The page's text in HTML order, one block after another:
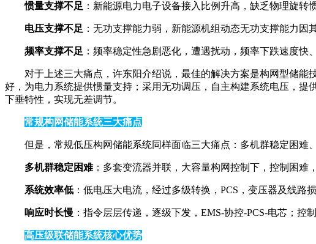
惯量支撑不足 ：新能源电力电子设备接入比例升高，缺乏物理旋转
电压支撑不足 ：无功支撑能力弱，新能源机组动态无功支撑能力
频率支撑不足 ：频率稳定性急剧恶化，遭遇扰动，频率下跌速度
对于上述三大痛点，许东阳介绍说，最佳的解决方案是构网型储
好，为电力系统提供惯量支持；采用无功调压，自主构建系统电压，提
下垂特性，实现无差调节。
常规构网储能系统三大痛点
但是，常规低压构网储能系统同样面临三大痛点：多机群稳定困难
多机群稳定困难：多套变流器并联，大容量构网控制下，控制困难
系统效率低 ：低电压大电流，经过多级转换，PCS，变压器及线路
响应时长慢 ：指令层层传递，逐级下发，EMS-协控-PCS-电芯；控
高压级联储能系统核心优势